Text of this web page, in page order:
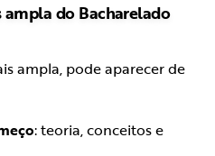
do Bacharelado
ampla, pode aparecer de
: teoria, conceitos e